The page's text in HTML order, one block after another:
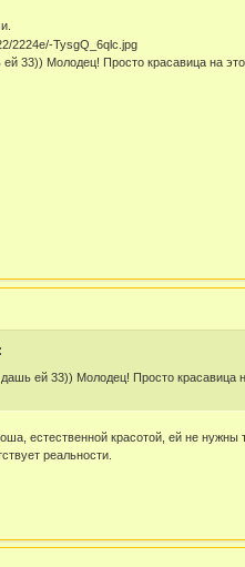
33)) Молодец! Просто красавица на
ей 33)) Молодец! Просто красавица
естественной красотой, ей не
реальности.